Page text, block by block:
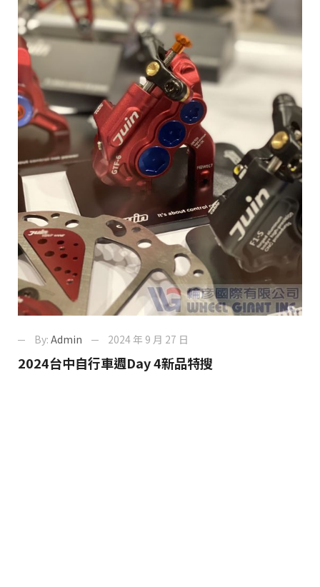
By: Admin 2024 年 9 月 27 日
2024台中自行車週Day 4新品特搜